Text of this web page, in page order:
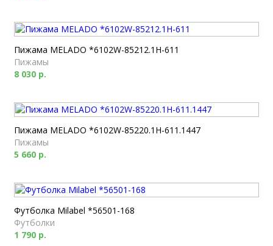
Пижама MELADO *6102W-85212.1H-611
Пижамы
8 030 р.
Пижама MELADO *6102W-85220.1H-611.1447
Пижамы
5 660 р.
Футболка Milabel *56501-168
Футболки
1 790 р.